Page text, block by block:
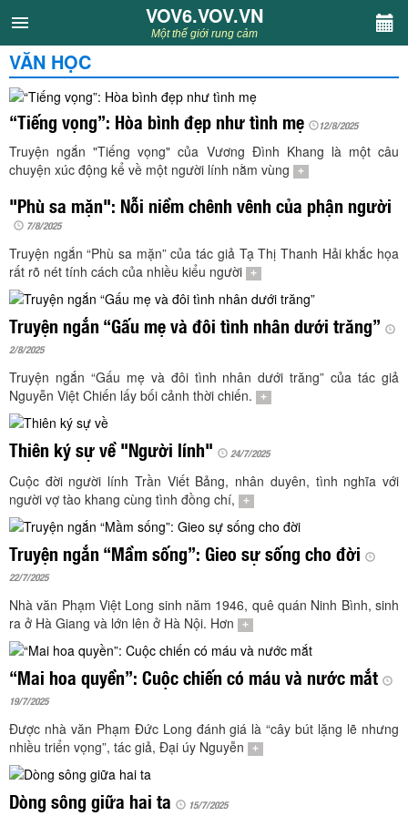
VOV6.VOV.VN
CHUYÊN MỤC
Khách VOV6
Văn học
Nghệ thuật
Sân khấu
Thiếu nhi
Kết nối VOV6
TÌM KIẾM
Vận hành bởi QI Corp
VOV6.VOV.VN
Một thế giới rung cảm
VĂN HỌC
“Tiếng vọng”: Hòa bình đẹp như tình mẹ 12/8/2025
Truyện ngắn "Tiếng vọng" của Vương Đình Khang là một câu
chuyện xúc động kể về một người lính nằm vùng
+
"Phù sa mặn": Nỗi niềm chênh vênh của phận người
7/8/2025
Truyện ngắn “Phù sa mặn” của tác giả Tạ Thị Thanh Hải khắc họa
rất rõ nét tính cách của nhiều kiểu người
+
Truyện ngắn “Gấu mẹ và đôi tình nhân dưới trăng”
2/8/2025
Truyện ngắn “Gấu mẹ và đôi tình nhân dưới trăng” của tác giả
Nguyễn Việt Chiến lấy bối cảnh thời chiến.
+
Thiên ký sự về "Người lính" 24/7/2025
Cuộc đời người lính Trần Viết Bảng, nhân duyên, tình nghĩa với
người vợ tào khang cùng tình đồng chí,
+
Truyện ngắn “Mầm sống”: Gieo sự sống cho đời
22/7/2025
Nhà văn Phạm Việt Long sinh năm 1946, quê quán Ninh Bình, sinh
ra ở Hà Giang và lớn lên ở Hà Nội. Hơn
+
“Mai hoa quyền”: Cuộc chiến có máu và nước mắt
19/7/2025
Được nhà văn Phạm Đức Long đánh giá là “cây bút lặng lẽ nhưng
nhiều triển vọng”, tác giả, Đại úy Nguyễn
+
Dòng sông giữa hai ta 15/7/2025